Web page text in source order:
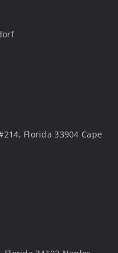
Florida 33904 Cape